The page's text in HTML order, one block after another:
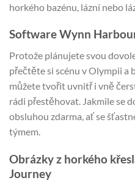
horkého bazénu, lázní nebo
Software Wynn
Protože plánujete svou
přečtěte si scénu v Olympii a
můžete tvořit uvnitř i vně
rádi přestěhovat. Jakmile se
obsluhou zdarma, ať se
týmem.
Obrázky z horkého
Journey